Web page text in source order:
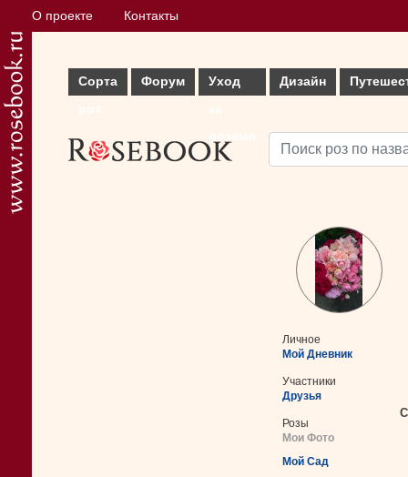
О проекте Контакты
Сорта
Форум
Уход
Дизайн
Личное
Мой Дневник
Участники
Друзья
Розы
Мои Фото
Мой Сад